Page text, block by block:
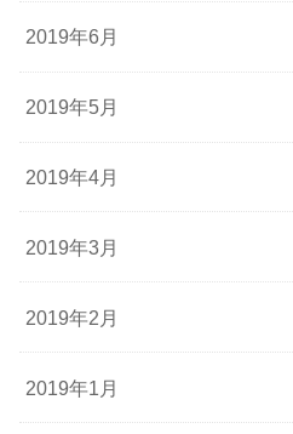
2019年6月
2019年5月
2019年4月
2019年3月
2019年2月
2019年1月